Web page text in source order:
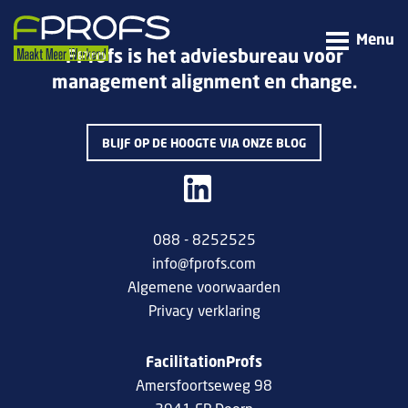
Menu
FProfs is het adviesbureau voor
management alignment en change.
BLIJF OP DE HOOGTE VIA ONZE BLOG
088 - 8252525
info@fprofs.com
Algemene voorwaarden
Privacy verklaring
FacilitationProfs
Amersfoortseweg 98